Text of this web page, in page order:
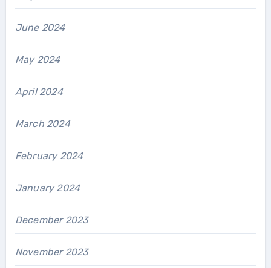
June 2024
May 2024
April 2024
March 2024
February 2024
January 2024
December 2023
November 2023